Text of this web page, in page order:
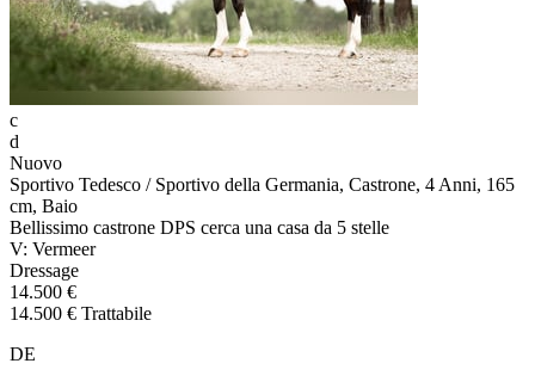
c
d
Nuovo
Sportivo Tedesco / Sportivo della Germania, Castrone, 4 Anni, 165
cm, Baio
Bellissimo castrone DPS cerca una casa da 5 stelle
V: Vermeer
Dressage
14.500 €
14.500 € Trattabile
DE